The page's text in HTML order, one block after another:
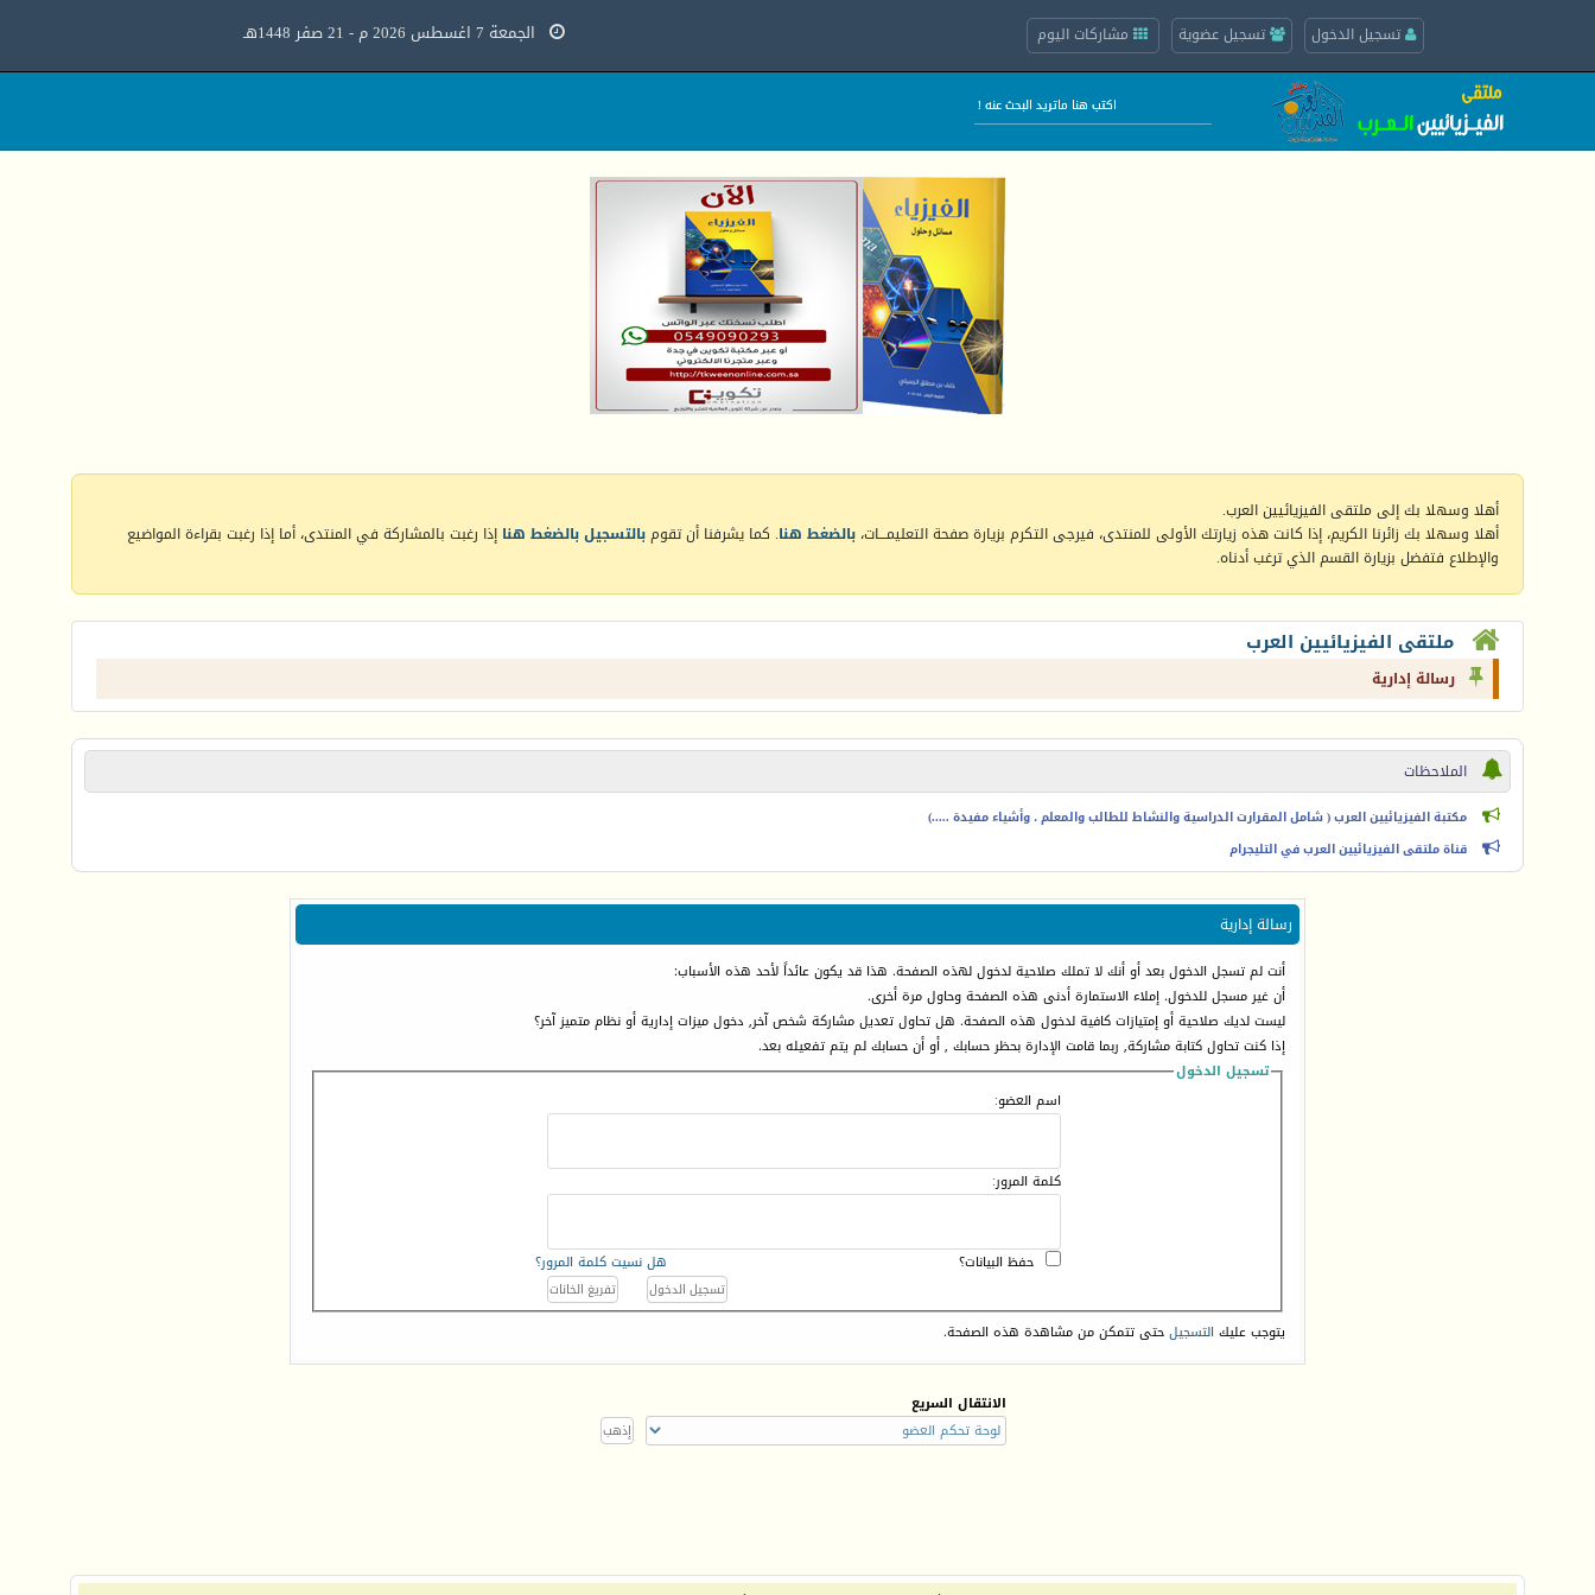
تسجيل الدخول تسجيل عضوية مشاركات اليوم الجمعة 7 اغسطس 2026 م - 21 صفر 1448هـ
أهلا وسهلا بك إلى ملتقى الفيزيائيين العرب.
أهلا وسهلا بك زائرنا الكريم، إذا كانت هذه زيارتك الأولى للمنتدى، فيرجى التكرم بزيارة صفحة التعليمـــات، بالضغط هنا. كما يشرفنا أن تقومبالتسجيل بالضغط هنا إذا رغبت بالمشاركة في المنتدى، أما إذا رغبت بقراءة المواضيع
والإطلاع فتفضل بزيارة القسم الذي ترغب أدناه.
ملتقى الفيزيائيين العرب
رسالة إدارية
الملاحظات
مكتبة الفيزيائيين العرب ( شامل المقرارت الدراسية والنشاط للطالب والمعلم ، وأشياء مفيدة .....)
قناة ملتقى الفيزيائيين العرب في التليجرام
رسالة إدارية
أنت لم تسجل الدخول بعد أو أنك لا تملك صلاحية لدخول لهذه الصفحة. هذا قد يكون عائداً لأحد هذه الأسباب:
أن غير مسجل للدخول. إملاء الاستمارة أدنى هذه الصفحة وحاول مرة أخرى.
ليست لديك صلاحية أو إمتيازات كافية لدخول هذه الصفحة. هل تحاول تعديل مشاركة شخص آخر, دخول ميزات إدارية أو نظام متميز آخر؟
إذا كنت تحاول كتابة مشاركة, ربما قامت الإدارة بحظر حسابك , أو أن حسابك لم يتم تفعيله بعد.
تسجيل الدخول
اسم العضو:
كلمة المرور:
هل نسيت كلمة المرور؟ حفظ البيانات؟
يتوجب عليك التسجيلحتى تتمكن من مشاهدة هذه الصفحة.
الانتقال السريع